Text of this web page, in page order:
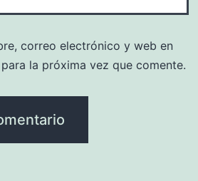
correo electrónico y web en
la próxima vez que comente.